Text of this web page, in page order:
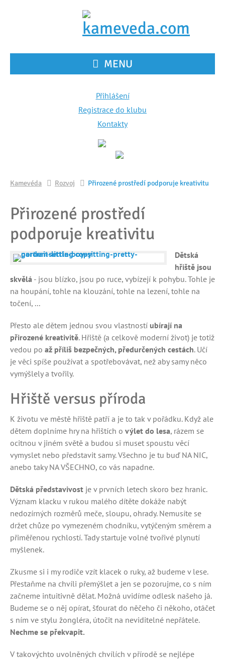
MENU
Přihlášení
Registrace do klubu
Kontakty
Kamevéda Rozvoj Přirozené prostředí podporuje kreativitu
Přirozené prostředí
podporuje kreativitu
Dětská
hřiště jsou
skvělá - jsou blízko, jsou po ruce, vybízejí k pohybu. Tohle je
na houpání, tohle na klouzání, tohle na lezení, tohle na
točení, ...
Přesto ale dětem jednou svou vlastností ubírají na
přirozené kreativitě. Hřiště (a celkově moderní život) je totiž
vedou po až příliš bezpečných, předurčených cestách. Učí
je věci spíše používat a spotřebovávat, než aby samy něco
vymýšlely a tvořily.
Hřiště versus příroda
K životu ve městě hřiště patří a je to tak v pořádku. Když ale
dětem doplníme hry na hřištích o výlet do lesa, rázem se
ocitnou v jiném světě a budou si muset spoustu věcí
vymyslet nebo představit samy. Všechno je tu buď NA NIC,
anebo taky NA VŠECHNO, co vás napadne.
Dětská představivost je v prvních letech skoro bez hranic.
Význam klacku v rukou malého dítěte dokáže nabýt
nedozírných rozměrů meče, sloupu, ohrady. Nemusíte se
držet chůze po vymezeném chodníku, vytýčeným směrem a
přiměřenou rychlostí. Tady startuje volné tvořivé plynutí
myšlenek.
Zkusme si i my rodiče vzít klacek o ruky, až budeme v lese.
Přestaňme na chvíli přemýšlet a jen se pozorujme, co s ním
začneme intuitivně dělat. Možná uvidíme odlesk našeho já.
Budeme se o něj opírat, šťourat do něčeho či někoho, otáčet
s ním ve stylu žongléra, útočit na neviditelné nepřátele.
Nechme se překvapit.
V takovýchto uvolněných chvílích v přírodě se nejlépe